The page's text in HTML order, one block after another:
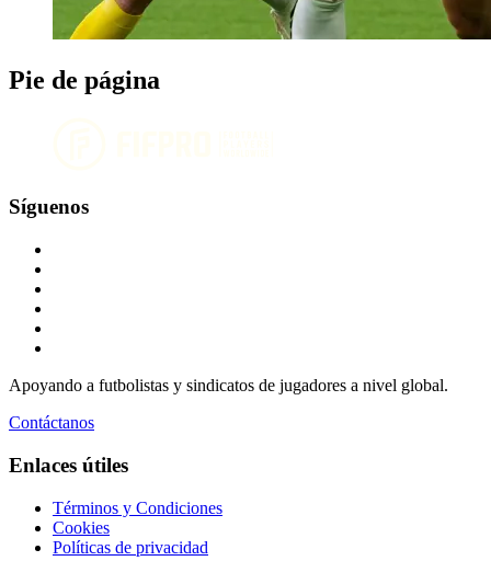
Pie de página
Síguenos
Apoyando a futbolistas y sindicatos de jugadores a nivel global.
Contáctanos
Enlaces útiles
Términos y Condiciones
Cookies
Políticas de privacidad